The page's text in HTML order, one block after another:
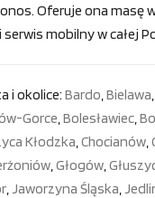
Oferuje ona masę
mobilny w całej
i okolice: Bardo,Bielawa,
Gorce,Bolesławiec,
Kłodzka,Chocianów,
,Głogów,
,Jaworzyna Śląska,